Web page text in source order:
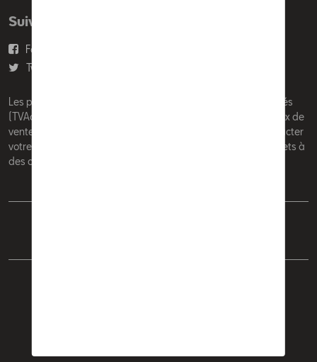
Suivez nous
Facebook
Twitter
Les prix affichés sur le présent site sont des prix recommandés
(TVAc), hors éventuels frais de montage. Pour connaitre le prix de
vente actuel et les éventuels frais de montage, veuillez contacter
votre concessionnaire/agent. Les prix recommandés sont sujets à
des changements sans préavis.